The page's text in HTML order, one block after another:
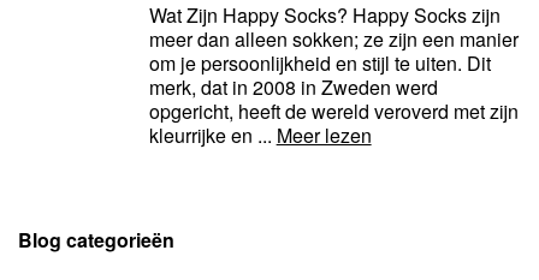
Wat Zijn Happy Socks? Happy Socks zijn
meer dan alleen sokken; ze zijn een manier
om je persoonlijkheid en stijl te uiten. Dit
merk, dat in 2008 in Zweden werd
opgericht, heeft de wereld veroverd met zijn
kleurrijke en ... Meer lezen
Blog categorieën